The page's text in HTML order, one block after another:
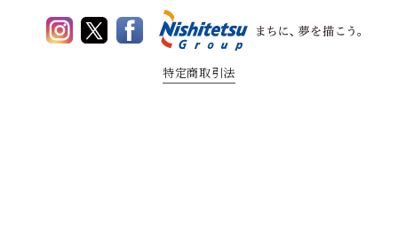
特定商取引法